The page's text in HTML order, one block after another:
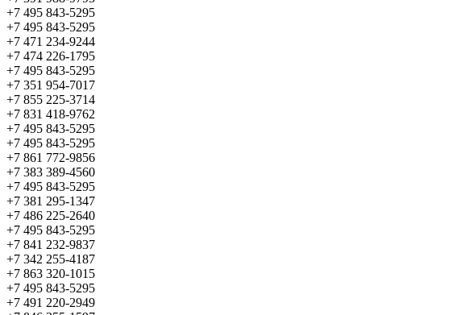
+7 495 843-5295
+7 495 843-5295
+7 471 234-9244
+7 474 226-1795
+7 495 843-5295
+7 351 954-7017
+7 855 225-3714
+7 831 418-9762
+7 495 843-5295
+7 495 843-5295
+7 861 772-9856
+7 383 389-4560
+7 495 843-5295
+7 381 295-1347
+7 486 225-2640
+7 495 843-5295
+7 841 232-9837
+7 342 255-4187
+7 863 320-1015
+7 495 843-5295
+7 491 220-2949